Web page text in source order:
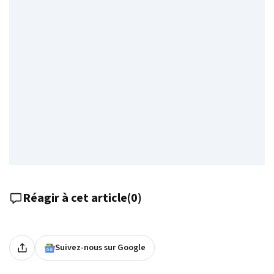
Réagir à cet article(0)
Suivez-nous sur Google